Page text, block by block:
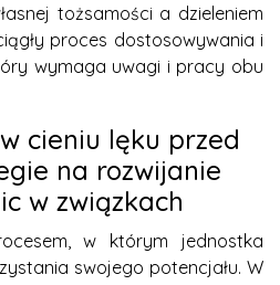
tożsamości a dzieleniem
proces dostosowywania i
wymaga uwagi i pracy obu
cieniu lęku przed
na rozwijanie
w związkach
w którym jednostka
swojego potencjału. W